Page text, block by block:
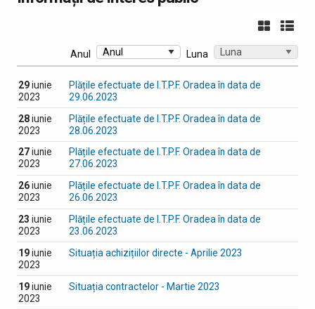
Luna
Anul
29iunie
2023
Plățile efectuate de I.T.P.F. Oradea în data de
29.06.2023
28iunie
2023
Plățile efectuate de I.T.P.F. Oradea în data de
28.06.2023
27iunie
2023
Plățile efectuate de I.T.P.F. Oradea în data de
27.06.2023
26iunie
2023
Plățile efectuate de I.T.P.F. Oradea în data de
26.06.2023
23 iunie
2023
Plățile efectuate de I.T.P.F. Oradea în data de
23.06.2023
19iunie
2023
Situația achizițiilor directe - Aprilie 2023
19iunie
2023
Situația contractelor - Martie 2023